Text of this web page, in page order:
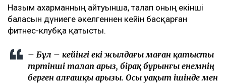
Назым Қахарманның айтуынша, талап оның екінші
баласын дүниеге әкелгеннен кейін басқарған
фитнес-клубқа қатысты.
– Бұл – кейінгі екі жылдағы маған қатысты
төртінші талап арыз, бірақ бұрынғы енемнің
берген алғашқы арызы. Осы уақыт ішінде мен